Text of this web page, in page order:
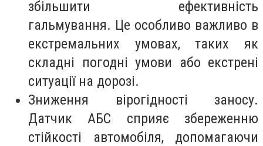
збільшити ефективність
гальмування. Це особливо важливо в
екстремальних умовах, таких як
складні погодні умови або екстрені
ситуації на дорозі.
Зниження вірогідності заносу.
Датчик АБС сприяє збереженню
стійкості автомобіля, допомагаючи